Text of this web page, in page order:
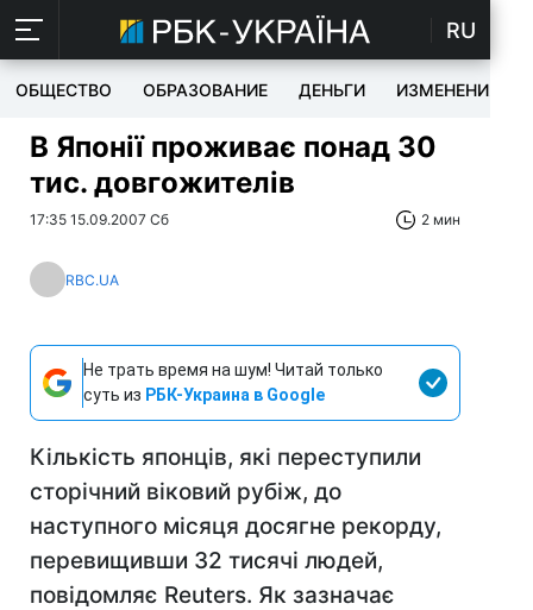
RU
ОБЩЕСТВО ОБРАЗОВАНИЕ ДЕНЬГИ ИЗМЕНЕНИЯ
В Японії проживає понад 30
тис. довгожителів
17:35 15.09.2007 Сб 2 мин
RBC.UA
Не трать время на шум! Читай только
суть из РБК-Украина в Google
Кількість японців, які переступили
сторічний віковий рубіж, до
наступного місяця досягне рекорду,
перевищивши 32 тисячі людей,
повідомляє Reuters. Як зазначає